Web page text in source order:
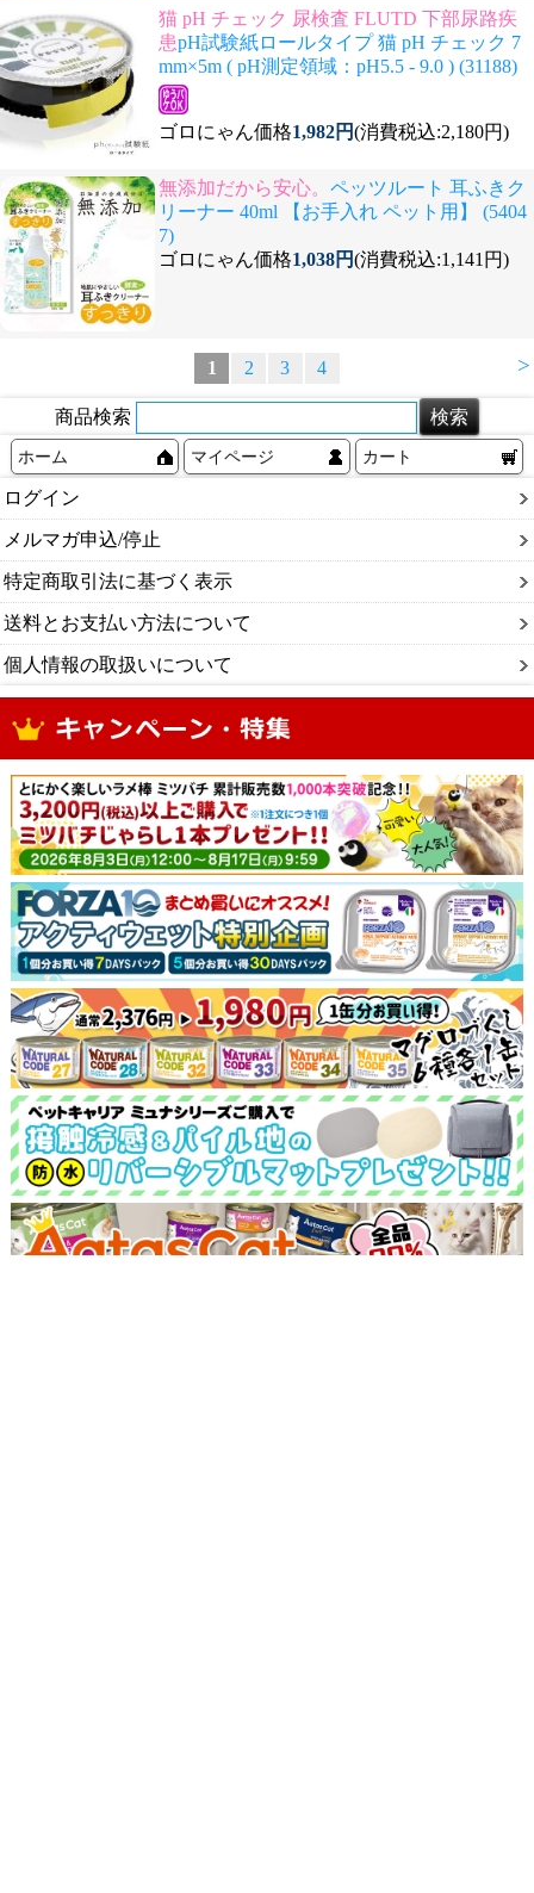
猫 pH チェック 尿検査 FLUTD 下部尿路疾
患pH試験紙ロールタイプ 猫 pH チェック 7
mm×5m ( pH測定領域：pH5.5 - 9.0 ) (31188)
ゴロにゃん価格1,982円(消費税込:2,180円)
無添加だから安心。 ペッツルート 耳ふきク
リーナー 40ml 【お手入れ ペット用】 (5404
7)
ゴロにゃん価格1,038円(消費税込:1,141円)
>
1 2 3 4
商品検索
ホーム マイページ カート
ログイン
メルマガ申込/停止
特定商取引法に基づく表示
送料とお支払い方法について
個人情報の取扱いについて